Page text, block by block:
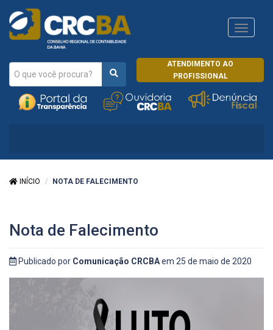
ATENDIMENTO AO
PROFISSIONAL
CRCRJ
INÍCIO NOTA DE FALECIMENTO
Nota de Falecimento
Publicado por Comunicação CRCBAem 25 de maio de 2020